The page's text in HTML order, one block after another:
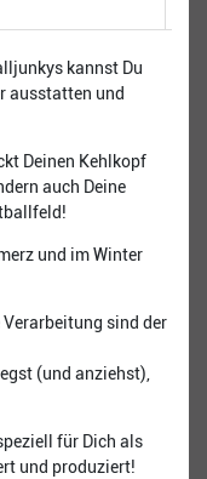
kannst Du
ausstatten und
Deinen Kehlkopf
auch Deine
und im Winter
Verarbeitung sind der
(und anziehst),
für Dich als
und produziert!